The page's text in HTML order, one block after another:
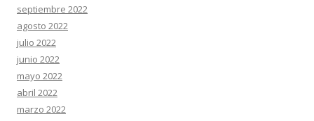
septiembre 2022
agosto 2022
julio 2022
junio 2022
mayo 2022
abril 2022
marzo 2022